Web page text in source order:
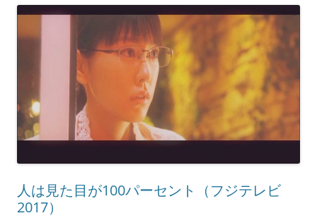
人は見た目が100パーセント（フジテレビ
2017）